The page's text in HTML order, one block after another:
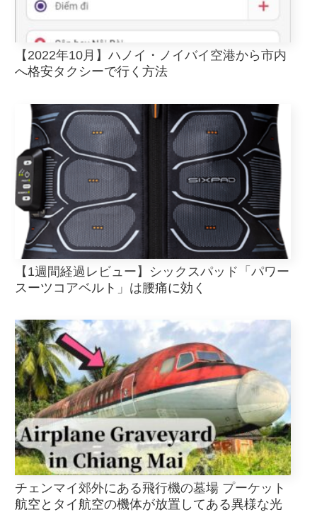
【2022年10月】ハノイ・ノイバイ空港から市内
へ格安タクシーで行く方法
【1週間経過レビュー】シックスパッド「パワー
スーツコアベルト」は腰痛に効く
チェンマイ郊外にある飛行機の墓場 プーケット
航空とタイ航空の機体が放置してある異様な光